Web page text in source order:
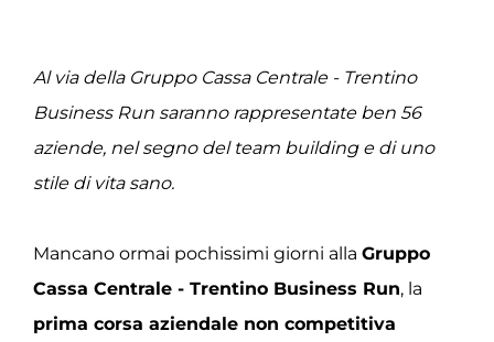
Al via della Gruppo Cassa Centrale - Trentino
Business Run saranno rappresentate ben 56
aziende, nel segno del team building e di uno
stile di vita sano.
Mancano ormai pochissimi giorni alla Gruppo
Cassa Centrale - Trentino Business Run, la
prima corsa aziendale non competitiva